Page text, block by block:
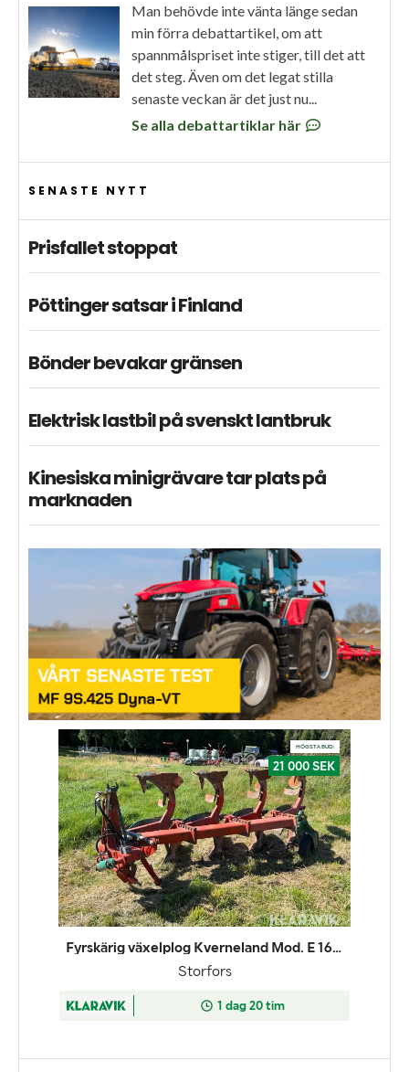
Man behövde inte vänta länge sedan
min förra debattartikel, om att
spannmålspriset inte stiger, till det att
det steg. Även om det legat stilla
senaste veckan är det just nu...
Se alla debattartiklar här
SENASTE NYTT
Prisfallet stoppat
Pöttinger satsar i Finland
Bönder bevakar gränsen
Elektrisk lastbil på svenskt lantbruk
Kinesiska minigrävare tar plats på
marknaden